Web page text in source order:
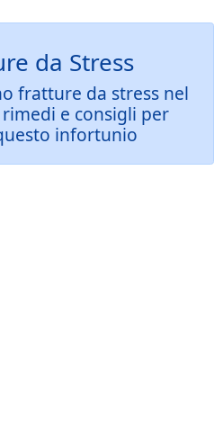
da Stress
fratture da stress nel
e consigli per
infortunio